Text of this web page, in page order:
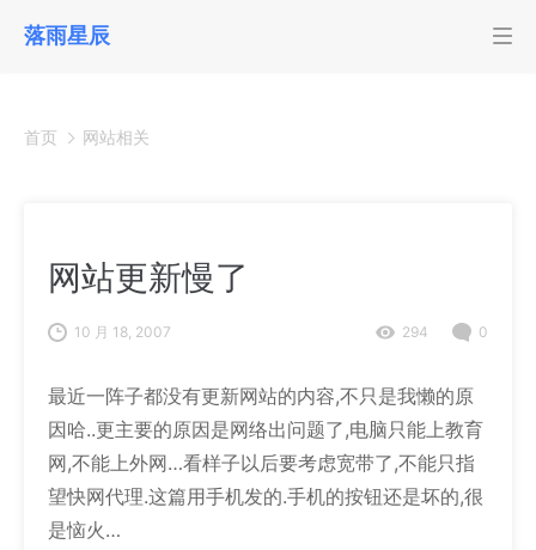
落雨星辰
首页 网站相关
网站更新慢了
10 月 18, 2007 294 0
最近一阵子都没有更新网站的内容,不只是我懒的原
因哈..更主要的原因是网络出问题了,电脑只能上教育
网,不能上外网…看样子以后要考虑宽带了,不能只指
望快网代理.这篇用手机发的.手机的按钮还是坏的,很
是恼火…